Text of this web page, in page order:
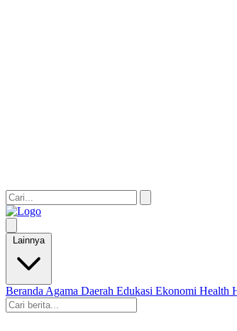
Lainnya
Beranda Agama Daerah Edukasi Ekonomi Health